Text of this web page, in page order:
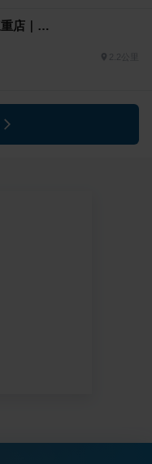
夢鹿咖啡 Café Moose 三重店｜訂位無額外保留時間